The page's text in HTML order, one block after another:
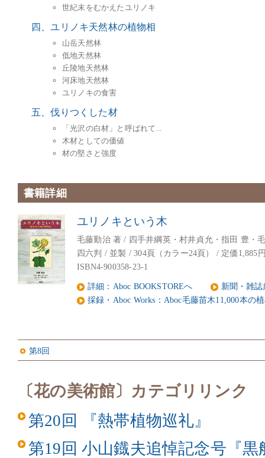
世紀末をむかえたユリノキ
四、ユリノキ天然林の植物相
山岳天然林
低地天然林
丘陵地天然林
河床地天然林
ユリノキの食害
五、伐りつくした材
「光沢の白材」と呼ばれて...
木材としての価値
材の堅さと強度
書籍詳細
ユリノキという木
毛藤勤治 著 / 四手井綱英・村井貞允・指田 豊・
四六判 / 並製 / 304頁（カラー24頁） / 定価1,885
ISBN4-900358-23-1
詳細：Aboc BOOKSTOREへ
新聞・雑
採録・Aboc Works：Aboc毛藤苗木11,000本の
第8回
〔花の美術館〕カテゴリリンク
第20回 『熱帯植物巡礼』
第19回 小山鐡夫追悼記念号『